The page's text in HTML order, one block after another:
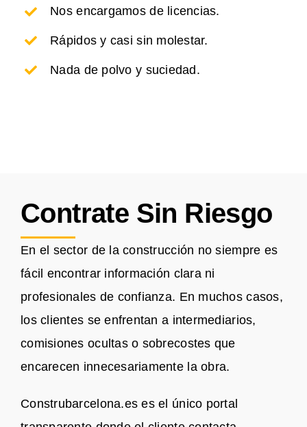
Nos encargamos de licencias.
Rápidos y casi sin molestar.
Nada de polvo y suciedad.
Contrate Sin Riesgo
En el sector de la construcción no siempre es
fácil encontrar información clara ni
profesionales de confianza. En muchos casos,
los clientes se enfrentan a intermediarios,
comisiones ocultas o sobrecostes que
encarecen innecesariamente la obra.
Construbarcelona.es es el único portal